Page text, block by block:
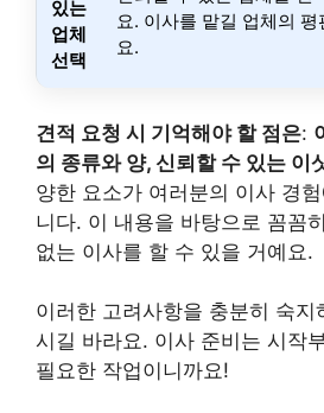
있는
업체
선택
요. 이사를 맡길 업체의
요.
견적 요청 시 기억해야 할 점은:
의 종류와 양, 신뢰할 수 있는 이
양한 요소가 여러분의 이사 경
니다. 이 내용을 바탕으로 꼼꼼
없는 이사를 할 수 있을 거예요.
이러한 고려사항을 충분히 숙
시길 바라요. 이사 준비는 시작
필요한 작업이니까요!